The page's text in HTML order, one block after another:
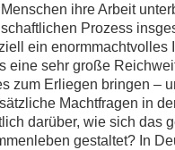
ihre Arbeit
Prozess
ein enormmachtvolles
eine sehr große
zum Erliegen bringen –
Machtfragen in
darüber, wie sich das
gestaltet? In